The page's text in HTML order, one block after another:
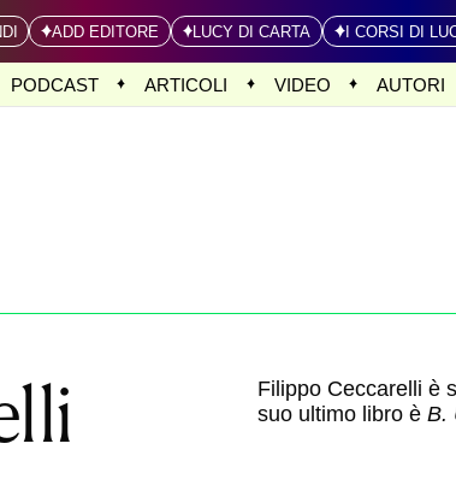
ADD EDITORE LUCY DI CARTA I CORSI DI
PODCAST ARTICOLI VIDEO AUTORI
Filippo Ceccarelli è
suo ultimo libro è B.